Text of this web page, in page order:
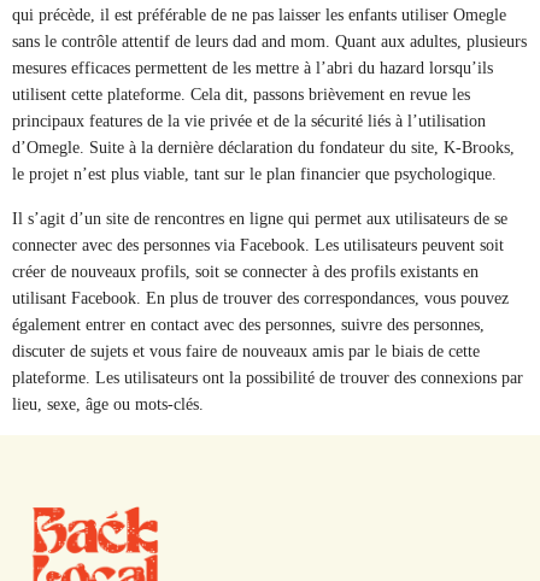
qui précède, il est préférable de ne pas laisser les enfants utiliser Omegle
sans le contrôle attentif de leurs dad and mom. Quant aux adultes, plusieurs
mesures efficaces permettent de les mettre à l’abri du hazard lorsqu’ils
utilisent cette plateforme. Cela dit, passons brièvement en revue les
principaux features de la vie privée et de la sécurité liés à l’utilisation
d’Omegle. Suite à la dernière déclaration du fondateur du site, K-Brooks,
le projet n’est plus viable, tant sur le plan financier que psychologique.
Il s’agit d’un site de rencontres en ligne qui permet aux utilisateurs de se
connecter avec des personnes via Facebook. Les utilisateurs peuvent soit
créer de nouveaux profils, soit se connecter à des profils existants en
utilisant Facebook. En plus de trouver des correspondances, vous pouvez
également entrer en contact avec des personnes, suivre des personnes,
discuter de sujets et vous faire de nouveaux amis par le biais de cette
plateforme. Les utilisateurs ont la possibilité de trouver des connexions par
lieu, sexe, âge ou mots-clés.